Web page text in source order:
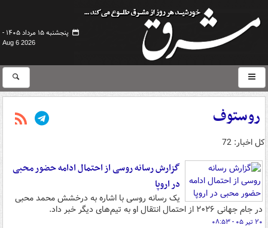
پنجشنبه ۱۵ مرداد ۱۴۰۵ -
Aug 6 2026
روستوف
کل اخبار: 72
گزارش رسانه روسی از احتمال ادامه حضور محبی
در اروپا
یک رسانه روسی با اشاره به درخشش محمد محبی
در جام جهانی ۲۰۲۶ از احتمال انتقال او به تیم‌های دیگر خبر داد.
۲۰ تیر ۰۵ - ۰۸:۵۳